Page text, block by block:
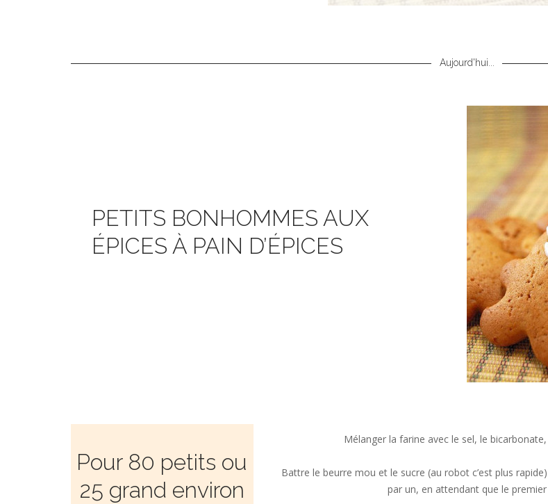
Aujourd'hui...
PETITS BONHOMMES AUX
ÉPICES À PAIN D’ÉPICES
Pour 80 petits ou
25 grand environ
Mélanger la farine avec le sel, le
Battre le beurre mou et le sucre (au robot c’est plus
par un, en attendant que le